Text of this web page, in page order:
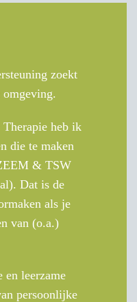
zoekt
heb ik
die te maken
& TSW
Dat is de
als je
van (o.a.)
en leerzame
persoonlijke